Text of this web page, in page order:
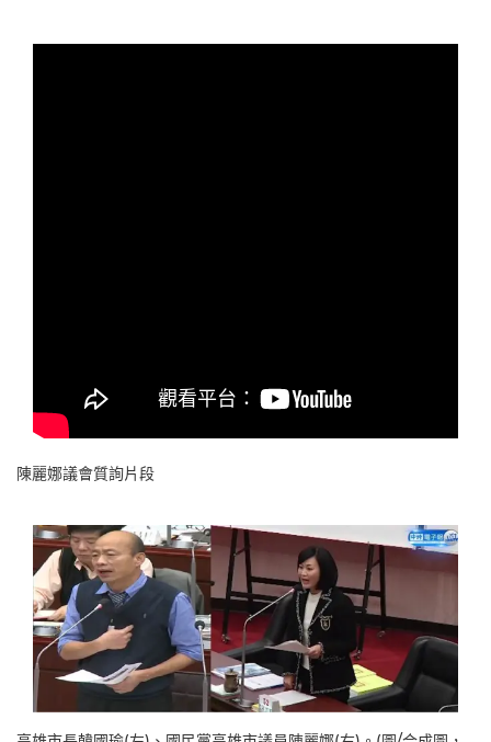
陳麗娜議會質詢片段